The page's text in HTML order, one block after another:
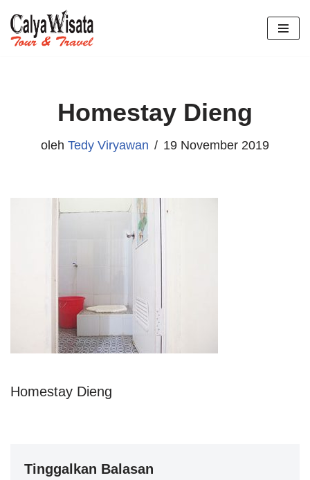
Lompat
Homestay Dieng
oleh Tedy Viryawan 19 November 2019
Homestay Dieng
Tinggalkan Balasan